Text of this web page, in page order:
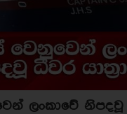
ලංකාවේ නිපදවූ